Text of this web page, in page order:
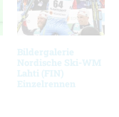
Bildergalerie
Nordische Ski-WM
Lahti (FIN)
Einzelrennen